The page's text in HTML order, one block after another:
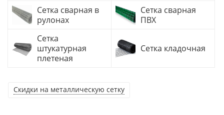
Сетка сварная в
рулонах
Сетка сварная
ПВХ
Сетка
штукатурная
плетеная
Сетка кладочная
Скидки на металлическую сетку